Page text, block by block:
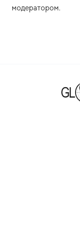
модератором.